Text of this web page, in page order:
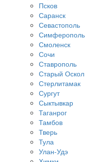
Псков
Саранск
Севастополь
Симферополь
Смоленск
Сочи
Ставрополь
Старый Оскол
Стерлитамак
Сургут
Сыктывкар
Таганрог
Тамбов
Тверь
Тула
Улан-Удэ